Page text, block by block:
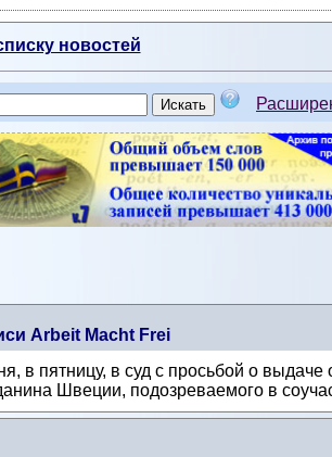
новостей
Arbeit Macht Frei
в пятницу, в суд с просьбой о
Швеции, подозреваемого в